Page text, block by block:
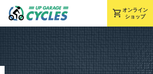
shopping_cart オンライン
ショップ